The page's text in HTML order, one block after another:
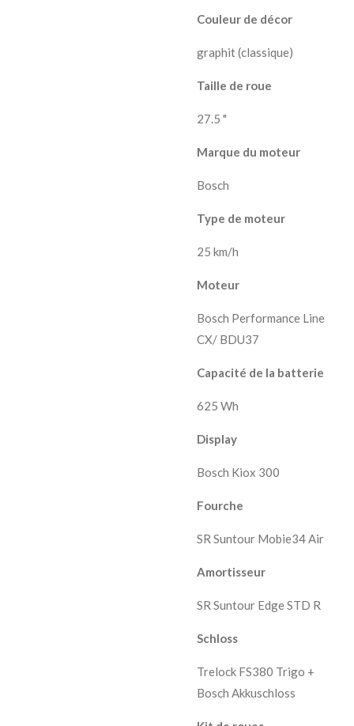
Couleur de décor
graphit (classique)
Taille de roue
27.5 "
Marque du moteur
Bosch
Type de moteur
25 km/h
Moteur
Bosch Performance Line
CX/ BDU37
Capacité de la batterie
625 Wh
Display
Bosch Kiox 300
Fourche
SR Suntour Mobie34 Air
Amortisseur
SR Suntour Edge STD R
Schloss
Trelock FS380 Trigo +
Bosch Akkuschloss